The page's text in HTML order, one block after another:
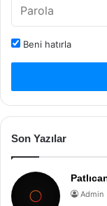
Beni hatırla
Son Yazılar
Admin